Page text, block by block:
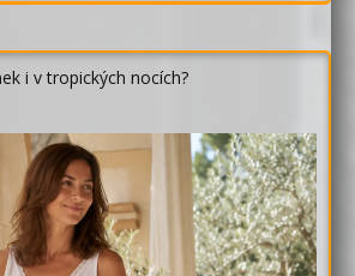
i v tropických nocích?